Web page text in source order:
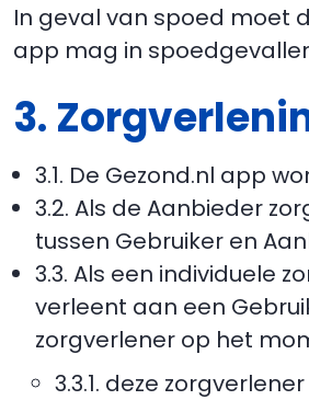
In geval van spoed moet
app mag in
3.
3.1. De Gezond.nl app
3.2. Als de Aanbieder
tussen Gebruiker en
3.3. Als een individuele
verleent aan een
zorgverlener op het
3.3.1. deze